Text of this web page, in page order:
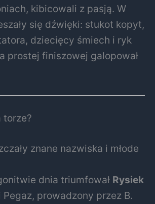
kibicowali z pasją. W
się dźwięki: stukot kopyt,
dziecięcy śmiech i ryk
prostej finiszowej galopował
torze?
znane nazwiska i młode
dnia triumfował Rysiek
Pegaz, prowadzony przez B.